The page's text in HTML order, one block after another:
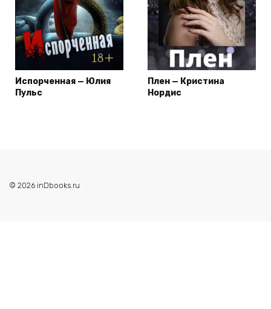
Испорченная — Юлия
Пульс
Плен — Кристина
Нордис
© 2026 inDbooks.ru